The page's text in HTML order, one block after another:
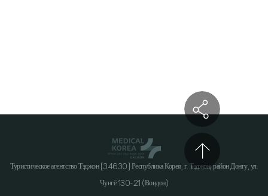
Туристическое агентство Тэджон [34630] Республика Корея, г. Тэджон, район Донгу, ул.
Чунгё 130-21 (Вондон)